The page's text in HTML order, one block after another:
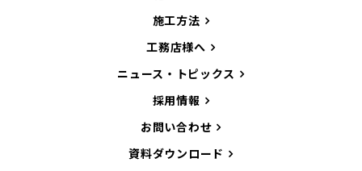
施工方法
工務店様へ
ニュース・トピックス
採用情報
お問い合わせ
資料ダウンロード